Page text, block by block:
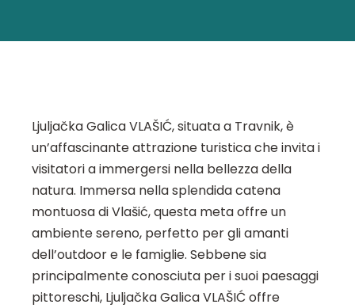
Ljuljačka Galica VLAŠIĆ, situata a Travnik, è
un’affascinante attrazione turistica che invita i
visitatori a immergersi nella bellezza della
natura. Immersa nella splendida catena
montuosa di Vlašić, questa meta offre un
ambiente sereno, perfetto per gli amanti
dell’outdoor e le famiglie. Sebbene sia
principalmente conosciuta per i suoi paesaggi
pittoreschi, Ljuljačka Galica VLAŠIĆ offre